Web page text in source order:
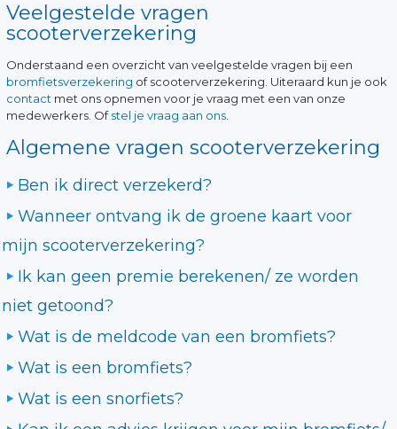
Veelgestelde vragen
scooterverzekering
Onderstaand een overzicht van veelgestelde vragen bij een
bromfietsverzekering of scooterverzekering. Uiteraard kun je ook
contact met ons opnemen voor je vraag met een van onze
medewerkers. Ofstel je vraag aan ons
Algemene vragen scooterverzekering
Ben ik direct verzekerd?
Wanneer ontvang ik de groene kaart voor
mijn scooterverzekering?
Ik kan geen premie berekenen/ ze worden
niet getoond?
Wat is de meldcode van een bromfiets?
Wat is een bromfiets?
Wat is een snorfiets?